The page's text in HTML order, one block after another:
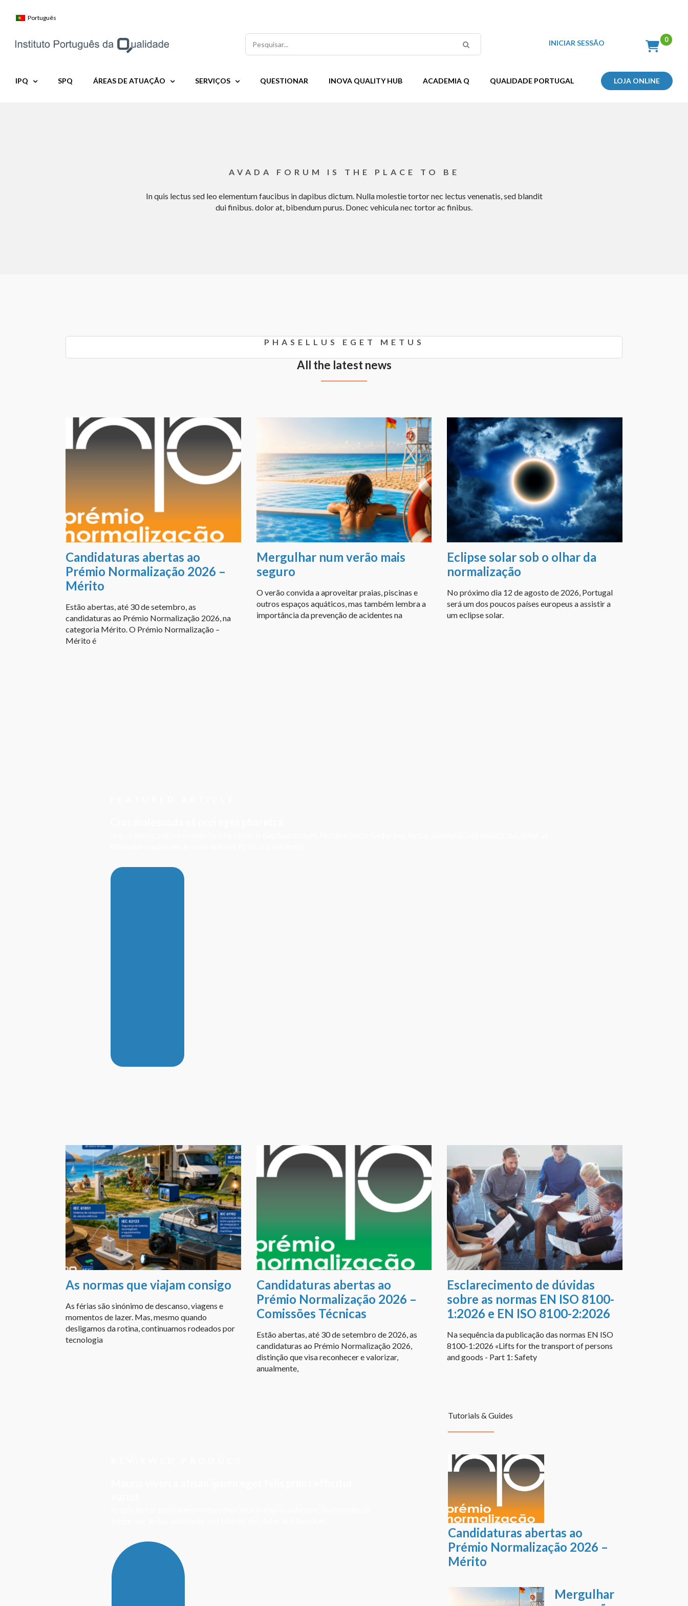
Português
Pesquisar INICIAR SESSÃO
IPQ SPQ ÁREAS DE ATUAÇÃO SERVIÇOS QUESTIONAR INOVA QUALITY HUB ACADEMIA Q QUALIDADE PORTUGAL LOJA ONLINE
AVADA FORUM IS THE PLACE TO BE
In quis lectus sed leo elementum faucibus in dapibus dictum. Nulla molestie tortor nec lectus venenatis, sed blandit
dui finibus. dolor at, bibendum purus. Donec vehicula nec tortor ac finibus.
PHASELLUS EGET METUS
All the latest news
Candidaturas abertas ao
Prémio Normalização 2026 –
Mérito
Estão abertas, até 30 de setembro, as
candidaturas ao Prémio Normalização 2026, na
categoria Mérito. O Prémio Normalização –
Mérito é
Mergulhar num verão mais
seguro
O verão convida a aproveitar praias, piscinas e
outros espaços aquáticos, mas também lembra a
importância da prevenção de acidentes na
Eclipse solar sob o olhar da
normalização
No próximo dia 12 de agosto de 2026, Portugal
será um dos poucos países europeus a assistir a
um eclipse solar.
As normas que viajam consigo
As férias são sinónimo de descanso, viagens e
momentos de lazer. Mas, mesmo quando
desligamos da rotina, continuamos rodeados por
tecnologia
Candidaturas abertas ao
Prémio Normalização 2026 –
Comissões Técnicas
Estão abertas, até 30 de setembro de 2026, as
candidaturas ao Prémio Normalização 2026,
distinção que visa reconhecer e valorizar,
anualmente,
Esclarecimento de dúvidas
sobre as normas EN ISO 8100-
1:2026 e EN ISO 8100-2:2026
Na sequência da publicação das normas EN ISO
8100-1:2026 «Lifts for the transport of persons
and goods - Part 1: Safety
Tutorials & Guides
Candidaturas abertas ao
Prémio Normalização 2026 –
Mérito
Mergulhar